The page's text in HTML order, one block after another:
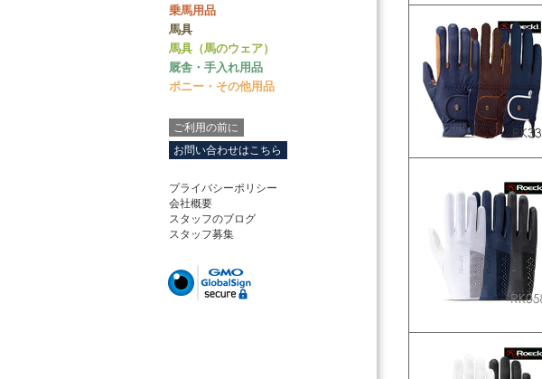
乗馬用品
馬具
馬具（馬のウェア）
厩舎・手入れ用品
ポニー・その他用品
ご利用の前に
お問い合わせはこちら
プライバシーポリシー
会社概要
スタッフのブログ
スタッフ募集